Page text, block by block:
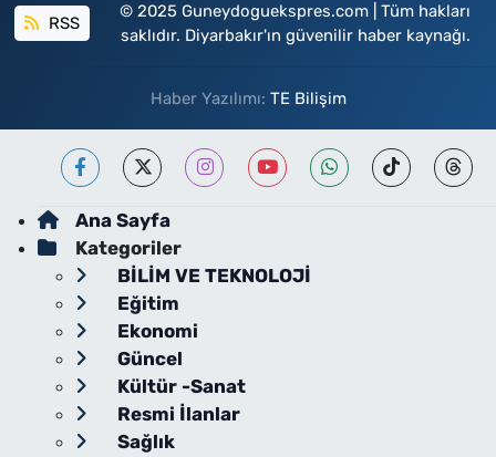
RSS
© 2025 Guneydoguekspres.com | Tüm hakları
saklıdır. Diyarbakır'ın güvenilir haber kaynağı.
Haber Yazılımı: TE Bilişim
Ana Sayfa
Kategoriler
BİLİM VE TEKNOLOJİ
Eğitim
Ekonomi
Güncel
Kültür -Sanat
Resmi İlanlar
Sağlık